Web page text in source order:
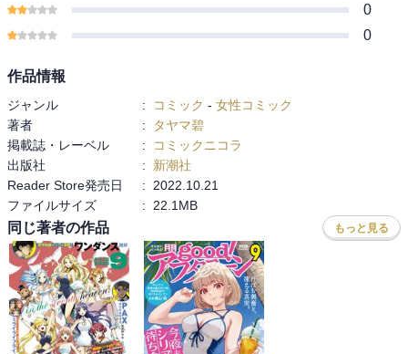
0
0
作品情報
ジャンル : コミック - 女性コミック
著者
:
タヤマ碧
掲載誌・レーベル
:
コミックニコラ
出版社
:
新潮社
Reader Store発売日
:
2022.10.21
ファイルサイズ
: 22.1MB
同じ著者の作品 もっと見る